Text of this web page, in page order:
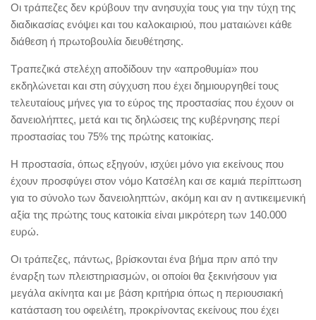
Οι τράπεζες δεν κρύβουν την ανησυχία τους για την τύχη της
διαδικασίας ενόψει και του καλοκαιριού, που ματαιώνει κάθε
διάθεση ή πρωτοβουλία διευθέτησης.
Τραπεζικά στελέχη αποδίδουν την «απροθυμία» που
εκδηλώνεται και στη σύγχυση που έχει δημιουργηθεί τους
τελευταίους μήνες για το εύρος της προστασίας που έχουν οι
δανειολήπτες, μετά και τις δηλώσεις της κυβέρνησης περί
προστασίας του 75% της πρώτης κατοικίας.
Η προστασία, όπως εξηγούν, ισχύει μόνο για εκείνους που
έχουν προσφύγει στον νόμο Κατσέλη και σε καμιά περίπτωση
για το σύνολο των δανειοληπτών, ακόμη και αν η αντικειμενική
αξία της πρώτης τους κατοικία είναι μικρότερη των 140.000
ευρώ.
Οι τράπεζες, πάντως, βρίσκονται ένα βήμα πριν από την
έναρξη των πλειστηριασμών, οι οποίοι θα ξεκινήσουν για
μεγάλα ακίνητα και με βάση κριτήρια όπως η περιουσιακή
κατάσταση του οφειλέτη, προκρίνοντας εκείνους που έχει